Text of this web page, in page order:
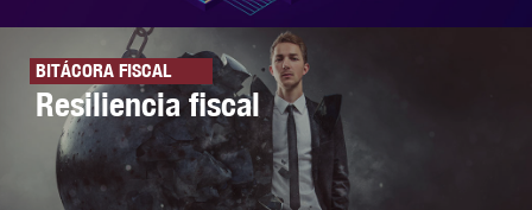
BITÁCORA FISCAL
Resiliencia fiscal